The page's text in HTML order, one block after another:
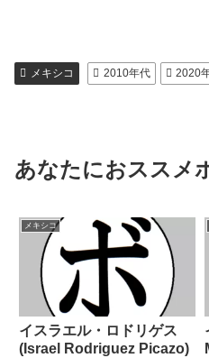
メキシコ 2010年代 2020
あなたにおススメ
メキシコ
イスラエル・ロドリゲス
(Israel Rodriguez Picazo)